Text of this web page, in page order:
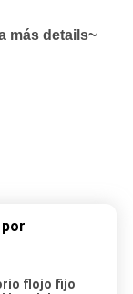
más details~
flojo fijo